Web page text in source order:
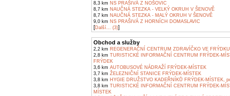
8,3 km NS PRAŠIVÁ Z NOŠOVIC
8,7 km NAUČNÁ STEZKA - VELKÝ OKRUH V ŠENOVĚ
8,7 km NAUČNÁ STEZKA - MALÝ OKRUH V ŠENOVĚ
9,0 km NS PRAŠIVÁ Z HORNÍCH DOMASLAVIC
[Další... (3)]
Obchod a služby
2,2 km REGENERAČNÍ CENTRUM ZDRAVÍČKO VE
2,8 km TURISTICKÉ INFORMAČNÍ CENTRUM FRÝDEK-
FRÝDEK
3,6 km AUTOBUSOVÉ NÁDRAŽÍ FRÝDEK-MÍSTEK
3,7 km ŽELEZNIČNÍ STANICE FRÝDEK-MÍSTEK
3,8 km HYGIE DRUŽSTVO KADEŘNÍKŮ FRÝDEK-MÍSTEK,
3,8 km TURISTICKÉ INFORMAČNÍ CENTRUM FRÝDEK-
MÍSTEK